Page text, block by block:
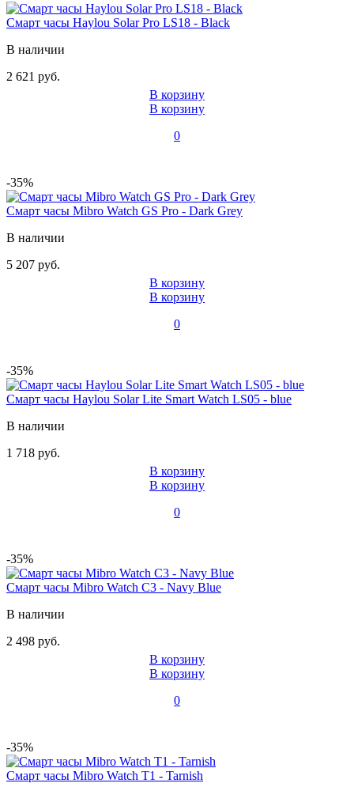
Смарт часы Haylou Solar Pro LS18 - Black
В наличии
2 621 руб.
В корзину
В корзину
0
-35%
Смарт часы Mibro Watch GS Pro - Dark Grey
В наличии
5 207 руб.
В корзину
В корзину
0
-35%
Смарт часы Haylou Solar Lite Smart Watch LS05 - blue
В наличии
1 718 руб.
В корзину
В корзину
0
-35%
Смарт часы Mibro Watch C3 - Navy Blue
В наличии
2 498 руб.
В корзину
В корзину
0
-35%
Смарт часы Mibro Watch T1 - Tarnish